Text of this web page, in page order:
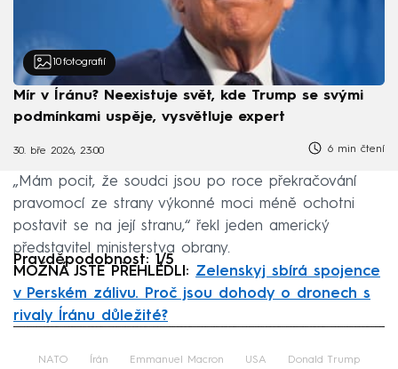
10 fotografií
Mír v Íránu? Neexistuje svět, kde Trump se svými
podmínkami uspěje, vysvětluje expert
30. bře 2026, 23:00 6 min čtení
„Mám pocit, že soudci jsou po roce překračování
pravomocí ze strany výkonné moci méně ochotni
postavit se na její stranu,“ řekl jeden americký
představitel ministerstva obrany.
Pravděpodobnost: 1/5
MOŽNÁ JSTE PŘEHLÉDLI: Zelenskyj sbírá spojence
v Perském zálivu. Proč jsou dohody o dronech s
rivaly Íránu důležité?
NATO Írán Emmanuel Macron USA Donald Trump